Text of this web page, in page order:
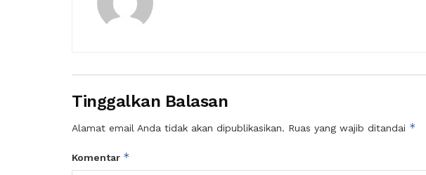
Tinggalkan Balasan
Alamat email Anda tidak akan dipublikasikan. Ruas yang wajib ditandai *
Komentar *